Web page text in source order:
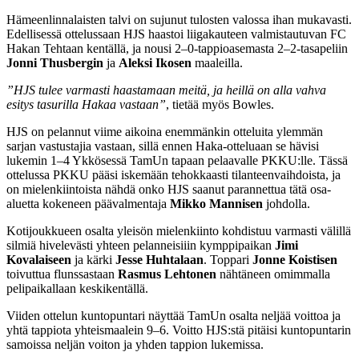
Hämeenlinnalaisten talvi on sujunut tulosten valossa ihan mukavasti.
Edellisessä ottelussaan HJS haastoi liigakauteen valmistautuvan FC
Hakan Tehtaan kentällä, ja nousi 2–0-tappioasemasta 2–2-tasapeliin
Jonni Thusbergin ja Aleksi Ikosen maaleilla.
”HJS tulee varmasti haastamaan meitä, ja heillä on alla vahva
esitys tasurilla Hakaa vastaan”, tietää myös Bowles.
HJS on pelannut viime aikoina enemmänkin otteluita ylemmän
sarjan vastustajia vastaan, sillä ennen Haka-otteluaan se hävisi
lukemin 1–4 Ykkösessä TamUn tapaan pelaavalle PKKU:lle. Tässä
ottelussa PKKU pääsi iskemään tehokkaasti tilanteen­vaihdoista, ja
on mielen­kiintoista nähdä onko HJS saanut parannettua tätä osa-
aluetta kokeneen päävalmentaja Mikko Mannisen johdolla.
Kotijoukkueen osalta yleisön mielenkiinto kohdistuu varmasti välillä
silmiä hivelevästi yhteen pelanneisiiin kymppipaikan Jimi
Kovalaiseen ja kärki Jesse Huhtalaan. Toppari Jonne Koistisen
toivuttua flunssastaan Rasmus Lehtonen nähtäneen omimmalla
pelipaikallaan keskikentällä.
Viiden ottelun kuntopuntari näyttää TamUn osalta neljää voittoa ja
yhtä tappiota yhteismaalein 9–6. Voitto HJS:stä pitäisi kuntopuntarin
samoissa neljän voiton ja yhden tappion lukemissa.